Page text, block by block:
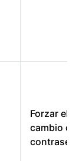
Forzar el
cambio de